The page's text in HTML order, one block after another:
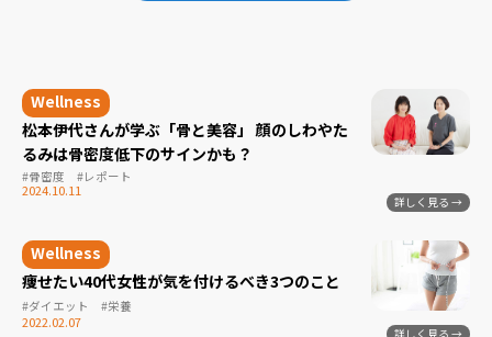
松本伊代さんが学ぶ「骨と美容」 顔のしわやた
るみは骨密度低下のサインかも？
2024.10.11
#骨密度 #レポート
痩せたい40代女性が気を付けるべき3つのこと
2022.02.07
#ダイエット #栄養